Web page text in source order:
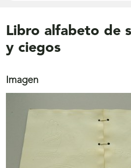
Libro alfabeto de
y ciegos
Imagen